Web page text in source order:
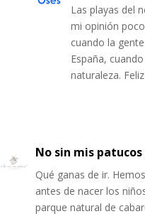
Las playas del
mi opinión
cuando la
España,
naturaleza.
No sin mis patucos
Qué ganas de ir.
antes de nacer los
parque natural de